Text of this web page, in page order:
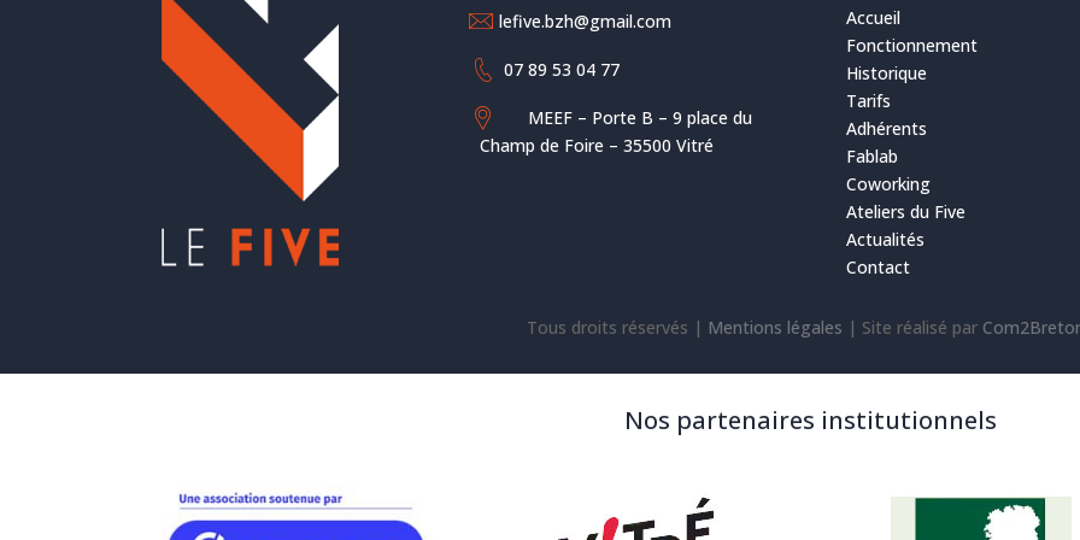
lefive.bzh@gmail.com
07 89 53 04 77
MEEF – Porte B – 9 place du
Champ de Foire – 35500 Vitré
Accueil
Fonctionnement
Historique
Tarifs
Adhérents
Fablab
Coworking
Ateliers du Five
Actualités
Contact
Tous droits réservés | Mentions légales | Site réalisé par
Nos partenaires institutionnels